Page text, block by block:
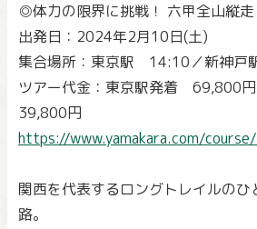
◎体力の限界に挑戦！ 六甲全山縦
出発日：2024年2月10日(土)
集合場所：東京駅 14:10／新神
ツアー代金：東京駅発着 69,800
39,800円
https://www.yamakara.com/
関西を代表するロングトレイルのひ
路。